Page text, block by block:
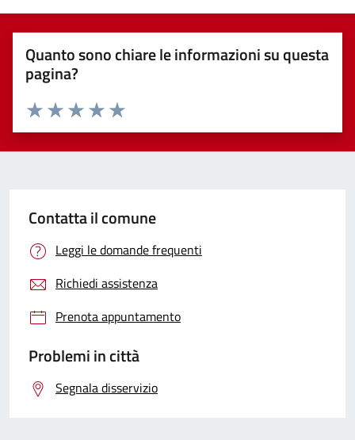
Quanto sono chiare le informazioni su questa
pagina?
Valuta 5 stelle su 5
Valuta 4 stelle su 5
Valuta 3 stelle su 5
Valuta 2 stelle su 5
Valuta 1 stelle su 5
Contatta il comune
Leggi le domande frequenti
Richiedi assistenza
Prenota appuntamento
Problemi in città
Segnala disservizio